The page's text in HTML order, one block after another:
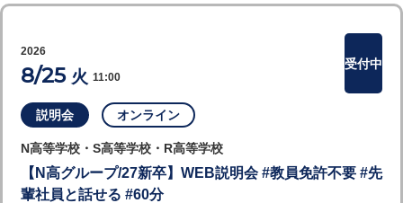
説明会 オンライン
N高等学校・S高等学校・R高等学校
【N高グループ/27新卒】WEB説明会 #教員免許不要 #先
輩社員と話せる #60分
2026
8/25 火 11:00
受付中